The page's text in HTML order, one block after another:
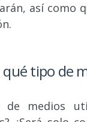
así como
qué tipo de
de medios